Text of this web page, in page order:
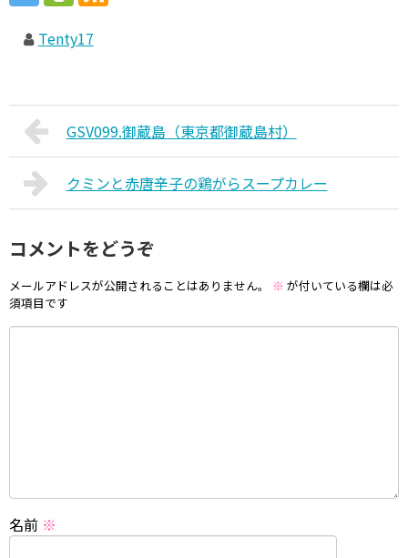
Tenty17
GSV099.御蔵島（東京都御蔵島村）
クミンと赤唐辛子の鶏がらスープカレー
コメントをどうぞ
メールアドレスが公開されることはありません。 ※ が付いている欄は必
須項目です
名前 ※